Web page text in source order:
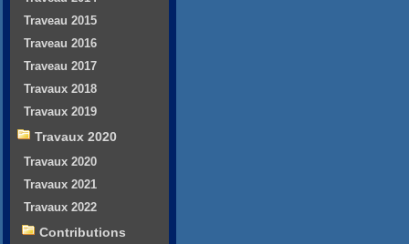
Traveau 2015
Traveau 2016
Traveau 2017
Travaux 2018
Travaux 2019
Travaux 2020
Travaux 2020
Travaux 2021
Travaux 2022
Contributions